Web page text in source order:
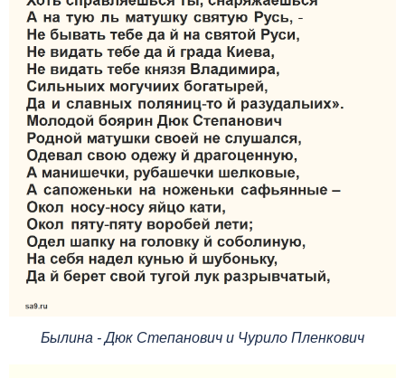
Былина - Дюк Степанович и Чурило Пленкович